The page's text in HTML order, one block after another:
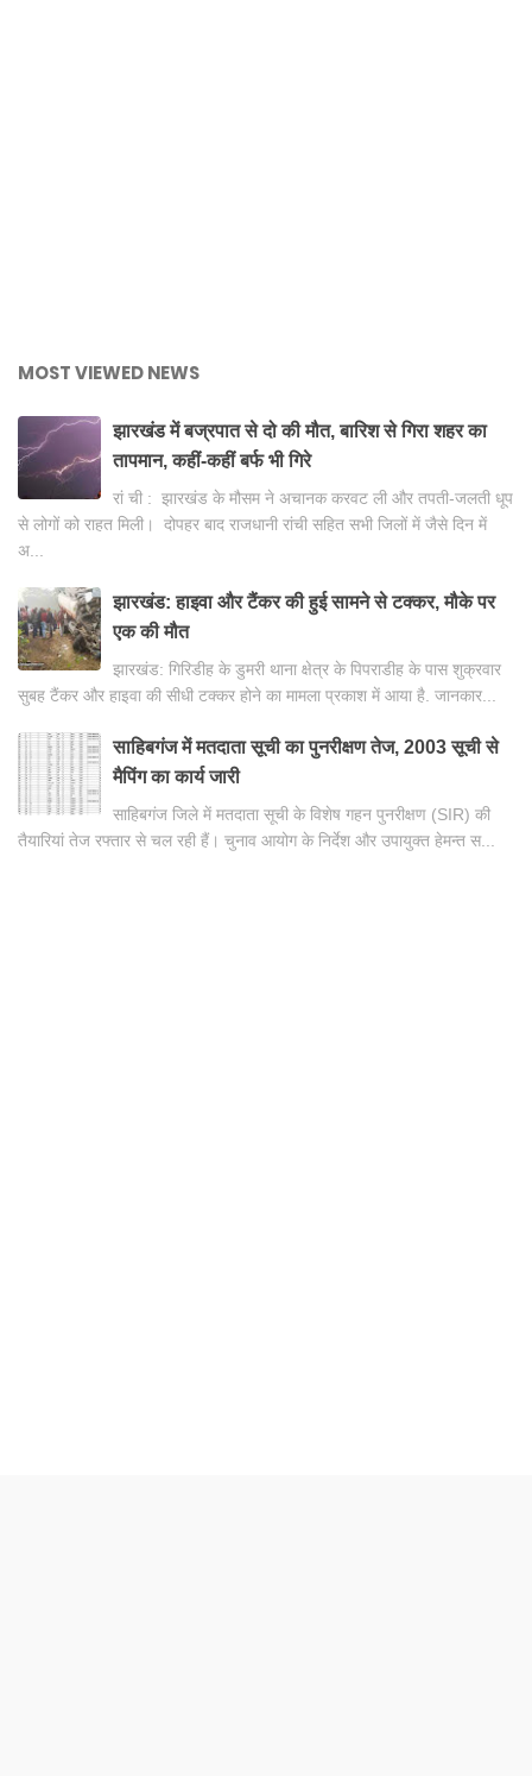
MOST VIEWED NEWS
झारखंड में बज्रपात से दो की मौत, बारिश से गिरा शहर का
तापमान, कहीं-कहीं बर्फ भी गिरे
रां ची : झारखंड के मौसम ने अचानक करवट ली और तपती-जलती धूप
से लोगों को राहत मिली। दोपहर बाद राजधानी रांची सहित सभी जिलों में जैसे दिन में
अ...
झारखंड: हाइवा और टैंकर की हुई सामने से टक्कर, मौके पर
एक की मौत
झारखंड: गिरिडीह के डुमरी थाना क्षेत्र के पिपराडीह के पास शुक्रवार
सुबह टैंकर और हाइवा की सीधी टक्कर होने का मामला प्रकाश में आया है. जानकार...
साहिबगंज में मतदाता सूची का पुनरीक्षण तेज, 2003 सूची से
मैपिंग का कार्य जारी
साहिबगंज जिले में मतदाता सूची के विशेष गहन पुनरीक्षण (SIR) की
तैयारियां तेज रफ्तार से चल रही हैं। चुनाव आयोग के निर्देश और उपायुक्त हेमन्त स...